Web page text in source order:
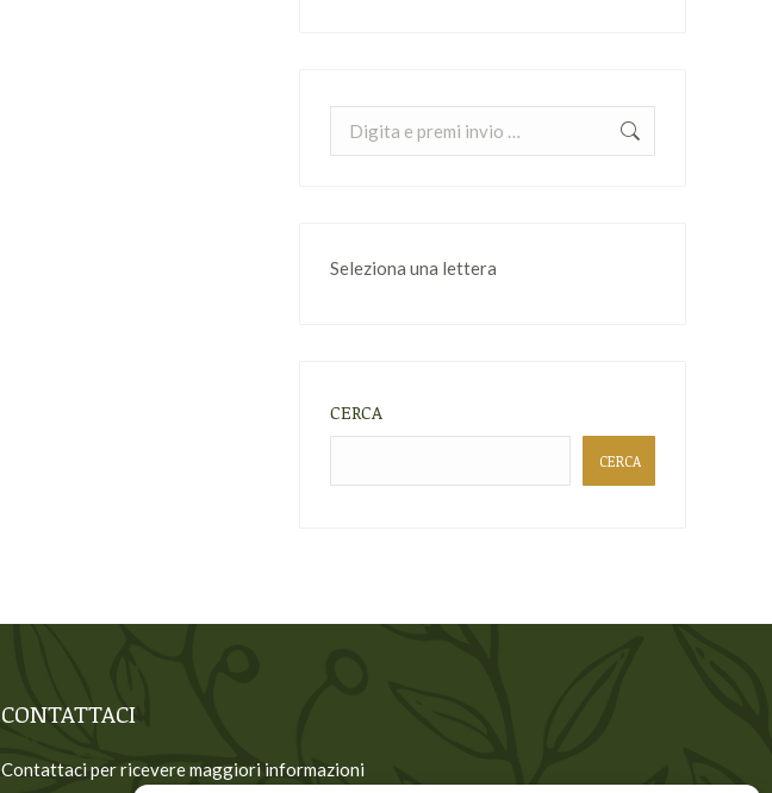
Cerca:
Seleziona una lettera
CERCA
CERCA
CONTATTACI
Contattaci per ricevere maggiori informazioni